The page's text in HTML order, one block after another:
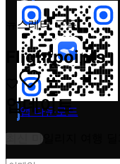
앱 다운로드
뉴스레터 구독
Flightpoints
업데이트
최신 마일리지 여행